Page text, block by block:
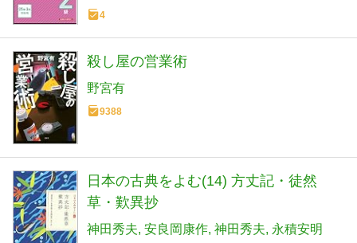
4
殺し屋の営業術
野宮有
9388
日本の古典をよむ(14) 方丈記・徒然
草・歎異抄
神田秀夫 安良岡康作 神田秀夫 永積安明